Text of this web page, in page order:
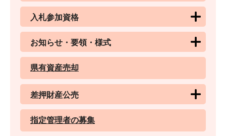
入札参加資格
お知らせ・要領・様式
県有資産売却
差押財産公売
指定管理者の募集